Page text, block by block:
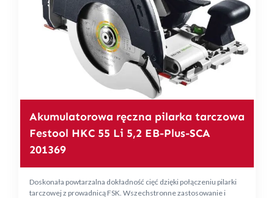
Akumulatorowa ręczna pilarka tarczowa
Festool HKC 55 Li 5,2 EB-Plus-SCA
201369
Doskonała powtarzalna dokładność cięć dzięki połączeniu pilarki
tarczowej z prowadnicą FSK. Wszechstronne zastosowanie i